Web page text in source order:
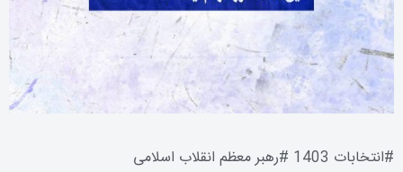
#انتخابات 1403 #رهبر معظم انقلاب اسلامی